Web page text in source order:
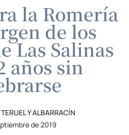
la Romería
de los
Las Salinas
años sin
Y ALBARRACÍN
de 2019